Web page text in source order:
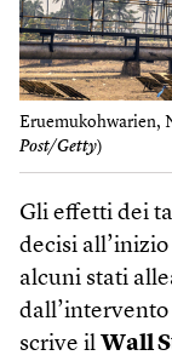
Eruemukohwarien,
Post/Getty)
Gli effetti dei
decisi
alcuni stati
scrive il Wall